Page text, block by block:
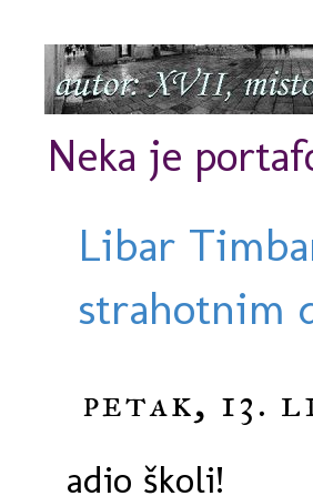
Neka je
Libar
strahotnim
petak, 13.
adio školi!